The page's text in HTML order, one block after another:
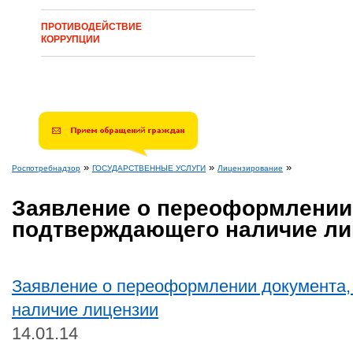
ПРОТИВОДЕЙСТВИЕ
КОРРУПЦИИ
Роспотребнадзор » ГОСУДАРСТВЕННЫЕ УСЛУГИ » Лицензирование »
Заявление о
подтверждающего наличие
Заявление о переоформлении
наличие лицензии
14.01.14